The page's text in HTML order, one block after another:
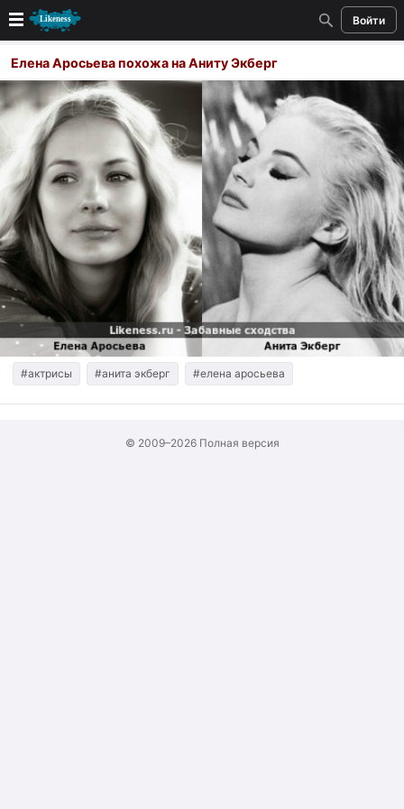
Войти
Новые
Лучшие
Голосование
Кандидаты
Случайное сходство 👍
Создать сходство
Для публикации необходима авторизация
Поиск
Елена Аросьева похожа на Аниту Экберг
#актрисы #анита экберг #елена аросьева
© 2009–2026 Полная версия